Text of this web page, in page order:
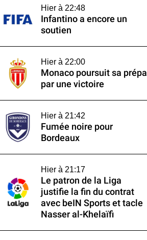
Hier à 22:48
Infantino a encore un
soutien
Hier à 22:00
Monaco poursuit sa prépa
par une victoire
Hier à 21:42
Fumée noire pour
Bordeaux
Hier à 21:17
Le patron de la Liga
justifie la fin du contrat
avec beIN Sports et tacle
Nasser al-Khelaïfi